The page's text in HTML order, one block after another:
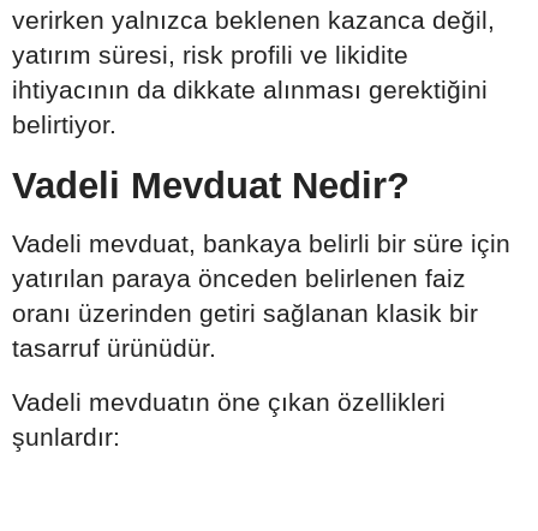
verirken yalnızca beklenen kazanca değil,
yatırım süresi, risk profili ve likidite
ihtiyacının da dikkate alınması gerektiğini
belirtiyor.
Vadeli Mevduat Nedir?
Vadeli mevduat, bankaya belirli bir süre için
yatırılan paraya önceden belirlenen faiz
oranı üzerinden getiri sağlanan klasik bir
tasarruf ürünüdür.
Vadeli mevduatın öne çıkan özellikleri
şunlardır: